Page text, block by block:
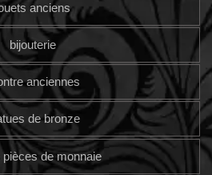
anciens
bijouterie
anciennes
de bronze
pièces de monnaie